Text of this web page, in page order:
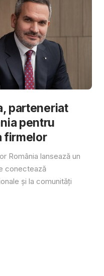
parteneriat
pentru
firmelor
România lansează un
conectează
și la comunități